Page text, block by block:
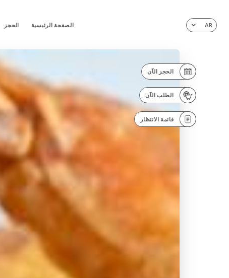
AR الصفحة الرئيسية الحجز
الحجز الآن
الطلب الآن
قائمة الانتظار